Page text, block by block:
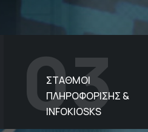
03
ΣΤΑΘΜΟΙ
ΠΛΗΡΟΦΟΡΙΣΗΣ &
INFOKIOSKS